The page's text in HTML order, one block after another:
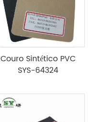
Couro Sintético PVC
SYS-64324